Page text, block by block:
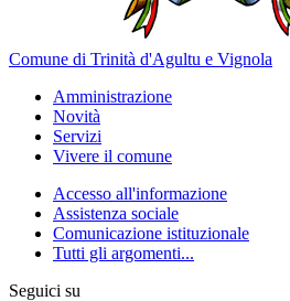
Comune di Trinità d'Agultu e Vignola
Amministrazione
Novità
Servizi
Vivere il comune
Accesso all'informazione
Assistenza sociale
Comunicazione istituzionale
Tutti gli argomenti...
Seguici su